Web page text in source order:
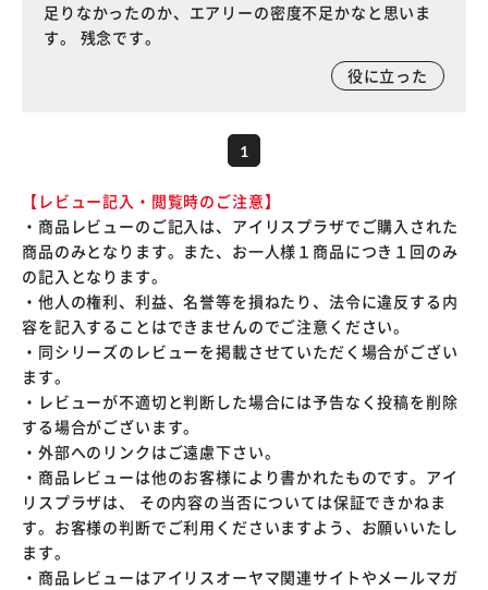
足りなかったのか、エアリーの密度不足かなと思いま
す。 残念です。
役に立った
1
【レビュー記入・閲覧時のご注意】
・商品レビューのご記入は、アイリスプラザでご購入された
商品のみとなります。また、お一人様１商品につき１回のみ
の記入となります。
・他人の権利、利益、名誉等を損ねたり、法令に違反する内
容を記入することはできませんのでご注意ください。
・同シリーズのレビューを掲載させていただく場合がござい
ます。
・レビューが不適切と判断した場合には予告なく投稿を削除
する場合がございます。
・外部へのリンクはご遠慮下さい。
・商品レビューは他のお客様により書かれたものです。アイ
リスプラザは、 その内容の当否については保証できかねま
す。お客様の判断でご利用くださいますよう、お願いいたし
ます。
・商品レビューはアイリスオーヤマ関連サイトやメールマガ